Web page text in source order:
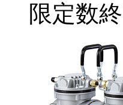
限定数